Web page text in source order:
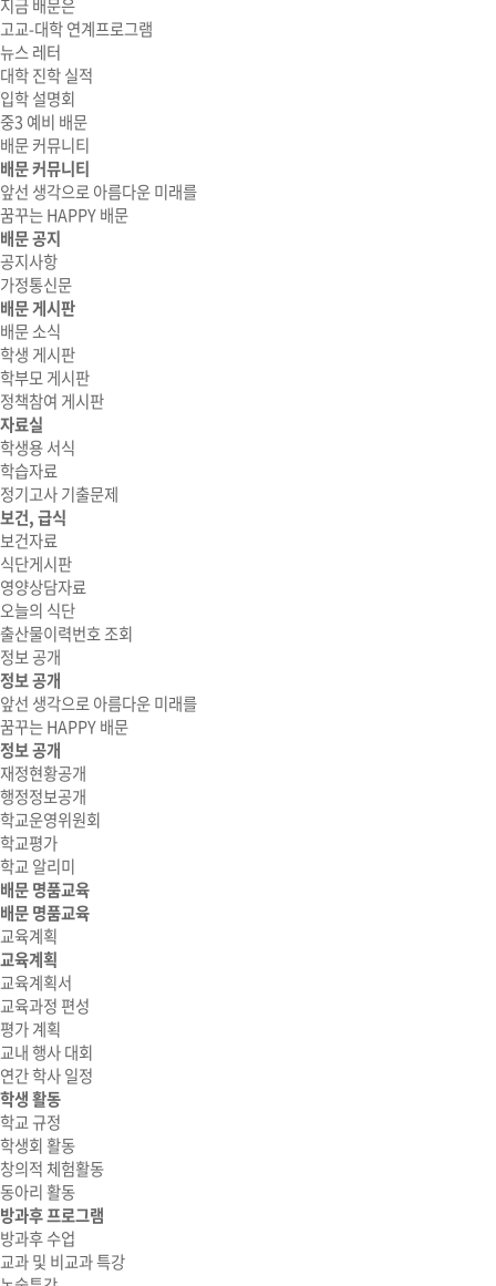
지금 배문은
고교-대학 연계프로그램
뉴스 레터
대학 진학 실적
입학 설명회
중3 예비 배문
배문 커뮤니티
배문 커뮤니티
앞선 생각으로 아름다운 미래를
꿈꾸는 HAPPY 배문
배문 공지
공지사항
가정통신문
배문 게시판
배문 소식
학생 게시판
학부모 게시판
정책참여 게시판
자료실
학생용 서식
학습자료
정기고사 기출문제
보건, 급식
보건자료
식단게시판
영양상담자료
오늘의 식단
출산물이력번호 조회
정보 공개
정보 공개
앞선 생각으로 아름다운 미래를
꿈꾸는 HAPPY 배문
정보 공개
재정현황공개
행정정보공개
학교운영위원회
학교평가
학교 알리미
배문 명품교육
배문 명품교육
교육계획
교육계획
교육계획서
교육과정 편성
평가 계획
교내 행사 대회
연간 학사 일정
학생 활동
학교 규정
학생회 활동
창의적 체험활동
동아리 활동
방과후 프로그램
방과후 수업
교과 및 비교과 특강